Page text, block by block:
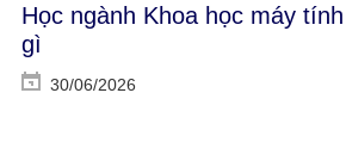
Học ngành Khoa học máy
gì
30/06/2026